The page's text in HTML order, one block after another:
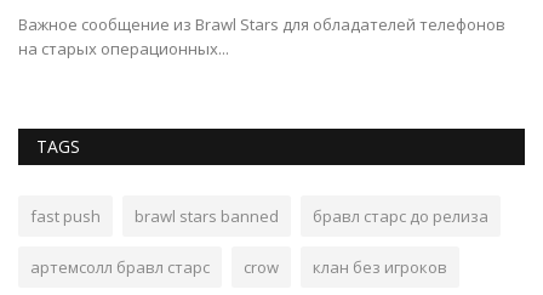
Важное сообщение из Brawl Stars для обладателей телефонов
на старых операционных...
TAGS
fast push brawl stars banned бравл старс до релиза
артемсолл бравл старс crow клан без игроков